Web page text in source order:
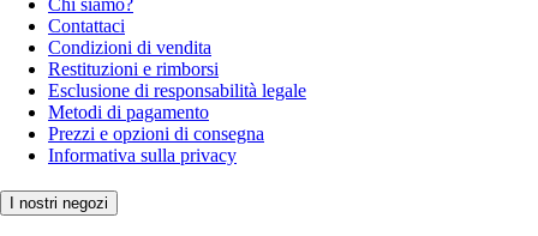
Contattaci
Condizioni di vendita
Restituzioni e rimborsi
Esclusione di responsabilità legale
Metodi di pagamento
Prezzi e opzioni di consegna
Informativa sulla privacy
I nostri negozi